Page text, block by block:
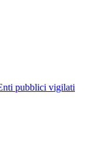
pubblici vigilati